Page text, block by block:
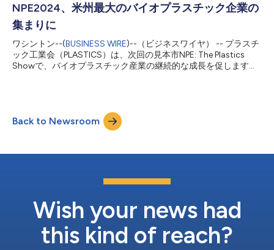
チック業界にとって1年で最も影響力のある見本市となります。
参加者は115カ国以上から集まり、これはプラスチック・エコシ
ステム全体と、世界のプラスチック業界のほぼすべてに相当しま
す。 NPE2024が完全に生まれ変わって戻ってきました。今回の
見本市のスローガン「Made For You」は、自動車、建築・建
設、消費者製品、包装、医療といった業界関係者向けに、様々な
教育、情報交換の場、そしてイノベーションを提供し、個々のニ
NPE2024、米州最大のバイオプラスチック企業の
集まりに
ワシントン--(BUSINESS WIRE)--（ビジネスワイヤ） -- プラスチ
ック工業会（PLASTICS）は、次回の見本市NPE: The Plastics
Showで、バイオプラスチック産業の継続的な成長を促します。
レンジ・カウンティ・コンベンション・センターで開催されま
す。 ネイチャーワークス、LGケミ、エボニック、ライオンデル
バセルなど多数の企業が、4万7,000平方フィート以上の展示ス
況を披露する予定です。来場者は、よりグリーンなプラスチック
る、最新の材料、技術、プロセスを探索することができます。ま
た、新登場のサステナビリティ・ステージと2か所のリサイクリ
門家、サプライヤー、メーカーの話を聞くことができます。
Back to Newsroom
Wish your news had
this kind of reach?